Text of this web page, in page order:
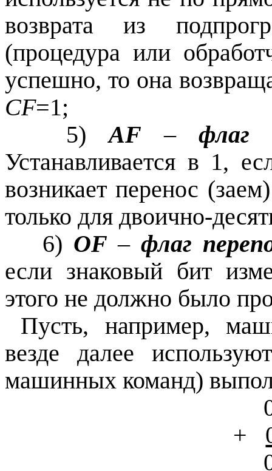
возврата из
(процедура или
успешно, то она
CF=1;
5)AF – флаг
Устанавливается в 1,
возникает перенос
только для двоично-
6) OF –флаг
если знаковый бит
этого не должно было
Пусть, например,
везде далее
машинных команд)
0010 0011
+
0101 0101